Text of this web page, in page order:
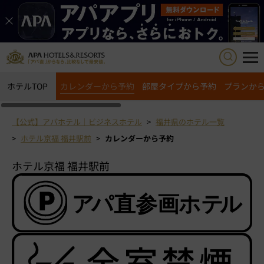
ホテルTOP カレンダーから予約 部屋タイプから予約 プランか
【公式】アパホテル｜ビジネスホテル
福井県のホテル一覧
ホテル京福 福井駅前
カレンダーから予約
ホテル京福 福井駅前